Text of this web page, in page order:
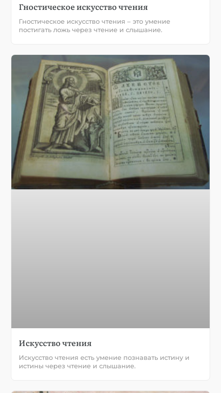
Гностическое искусство чтения
Гностическое искусство чтения – это умение
постигать ложь через чтение и слышание.
Искусство чтения
Искусство чтения есть умение познавать истину и
истины через чтение и слышание.